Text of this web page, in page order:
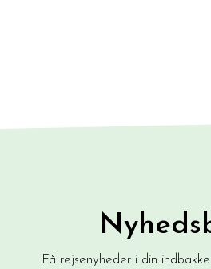
Få rejsenyheder i din